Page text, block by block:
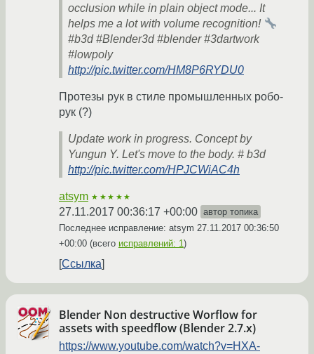
occlusion while in plain object mode... It
helps me a lot with volume recognition!
#b3d #Blender3d #blender #3dartwork
#lowpoly
http://pic.twitter.com/HM8P6RYDU0
Протезы рук в стиле промышленных робо-
рук (?)
Update work in progress. Concept by
Yungun Y. Let's move to the body. # b3d
http://pic.twitter.com/HPJCWiAC4h
atsym ★★★★★
27.11.2017 00:36:17 +00:00 автор топика
Последнее исправление: atsym 27.11.2017 00:36:50
+00:00 (всего исправлений: 1)
Ссылка
Blender Non destructive Worflow for
assets with speedflow (Blender 2.7.x)
https://www.youtube.com/watch?v=HXA-